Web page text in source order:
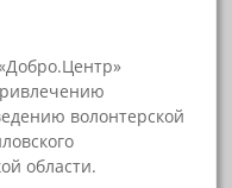
волонтерской
области.